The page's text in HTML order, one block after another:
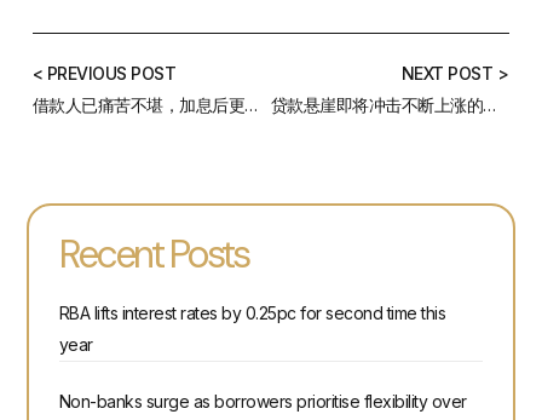
< PREVIOUS POST
借款人已痛苦不堪，加息后更迷茫无措
NEXT POST >
贷款悬崖即将冲击不断上涨的房价
Recent Posts
RBA lifts interest rates by 0.25pc for second time this
year
Non-banks surge as borrowers prioritise flexibility over